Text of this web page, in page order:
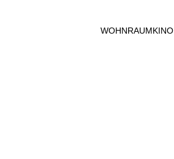
WOHNRAUMKINO